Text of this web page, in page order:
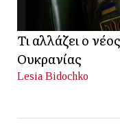
Τι αλλάζει ο
Ουκρανίας
Lesia Bidochko